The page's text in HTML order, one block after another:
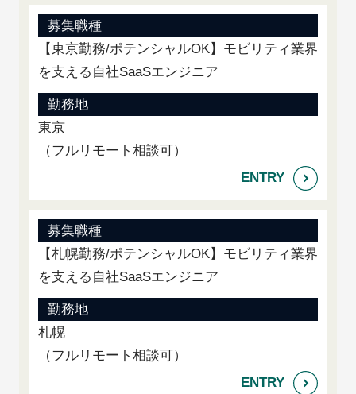
募集職種
【東京勤務/ポテンシャルOK】モビリティ業界
を支える自社SaaSエンジニア
勤務地
東京
（フルリモート相談可）
募集職種
【札幌勤務/ポテンシャルOK】モビリティ業界
を支える自社SaaSエンジニア
勤務地
札幌
（フルリモート相談可）